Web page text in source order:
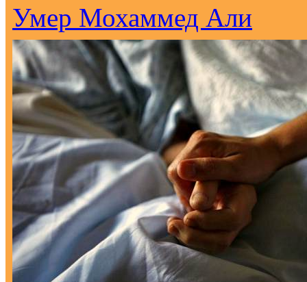
Умер Мохаммед Али